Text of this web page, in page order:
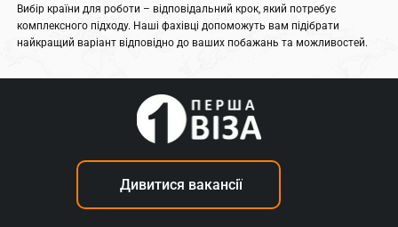
Вибір країни для роботи – відповідальний крок, який потребує
комплексного підходу. Наші фахівці допоможуть вам підібрати
найкращий варіант відповідно до ваших побажань та можливостей.
Дивитися вакансії